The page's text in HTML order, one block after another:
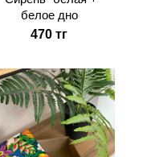
белое дно
470 тг